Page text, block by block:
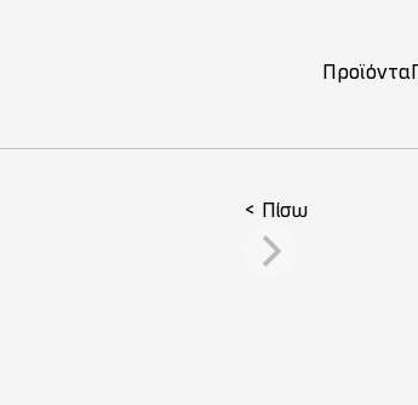
Προϊόντα
< Πίσω